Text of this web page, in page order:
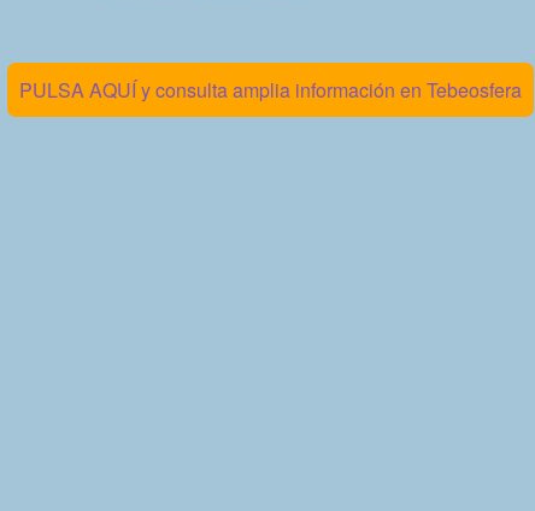
PULSA AQUÍ y consulta amplia información en Tebeosfera